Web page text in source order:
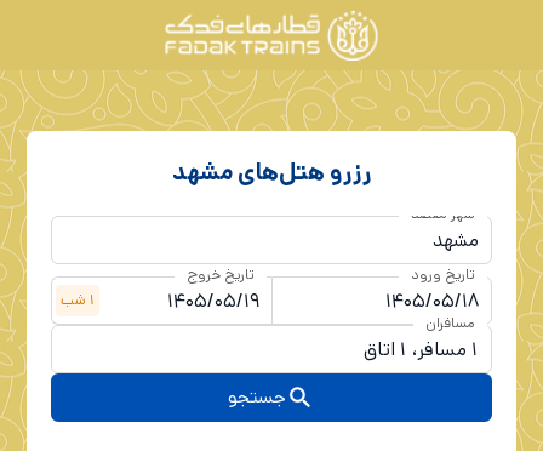
رزرو هتل‌هایمشهد
شهر مقصد
تاریخ ورود
1 شب
تاریخ خروج
مسافران
جستجو